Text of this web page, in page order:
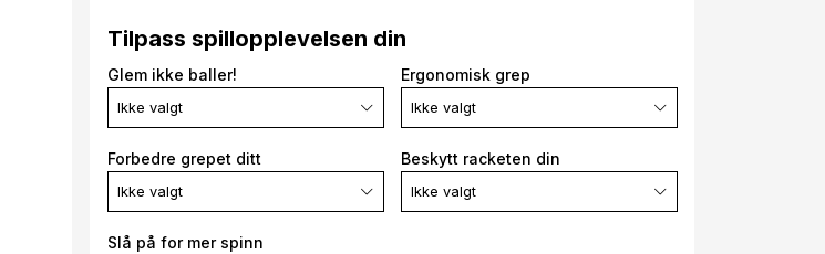
Tilpass spillopplevelsen din
Glem ikke baller!
Ikke valgt
Ergonomisk grep
Ikke valgt
Forbedre grepet ditt
Ikke valgt
Beskytt racketen din
Ikke valgt
Slå på for mer spinn